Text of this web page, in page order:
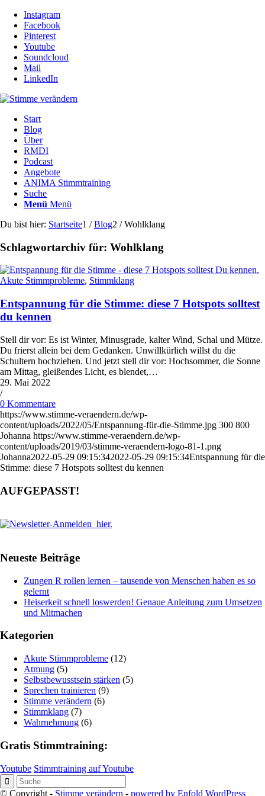
Instagram
Facebook
Pinterest
Youtube
Soundcloud
Mail
LinkedIn
Start
Blog
Über
RMDI
Podcast
Angebote
ANIMA Stimmtraining
Suche
Menü Menü
Du bist hier: Startseite1 / Blog2 / Wohlklang
Schlagwortarchiv für: Wohlklang
Akute Stimmprobleme, Stimmklang
Entspannung für die Stimme: diese 7 Hotspots solltest
du kennen
Stell dir vor: Es ist Winter, Minusgrade, kalter Wind, Schal und Mütze.
Du frierst allein bei dem Gedanken. Unwillkürlich willst du die
Schultern hochziehen. Und jetzt stell dir vor: Hochsommer, die Sonne
am Mittag, gleißendes Licht, es blendet,…
29. Mai 2022
/
0 Kommentare
https://www.stimme-veraendern.de/wp-
content/uploads/2022/05/Entspannung-für-die-Stimme.jpg 300 800
Johanna https://www.stimme-veraendern.de/wp-
content/uploads/2019/03/stimme-veraendern-logo-81-1.png
Johanna2022-05-29 09:15:342022-05-29 09:15:34Entspannung für die
Stimme: diese 7 Hotspots solltest du kennen
AUFGEPASST!
Neueste Beiträge
Zungen R rollen lernen – tausende von Menschen haben es so
gelernt
Heiserkeit schnell loswerden! Genaue Anleitung zum Umsetzen
und Mitmachen
Kategorien
Akute Stimmprobleme (12)
Atmung (5)
Selbstbewusstsein stärken (5)
Sprechen trainieren (9)
Stimme verändern (6)
Stimmklang (7)
Wahrnehmung (6)
Gratis Stimmtraining:
Youtube Stimmtraining auf Youtube
© Copyright - Stimme verändern - powered by Enfold WordPress